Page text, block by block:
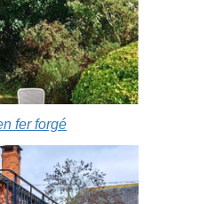
fer forgé